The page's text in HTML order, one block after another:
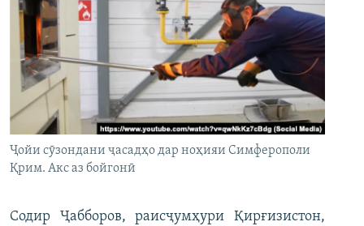
Ҷойи сӯзондани ҷасадҳо дар ноҳияи Симферополи
Қрим. Акс аз бойгонӣ
Содир Ҷабборов, раисҷумҳури Қирғизистон,